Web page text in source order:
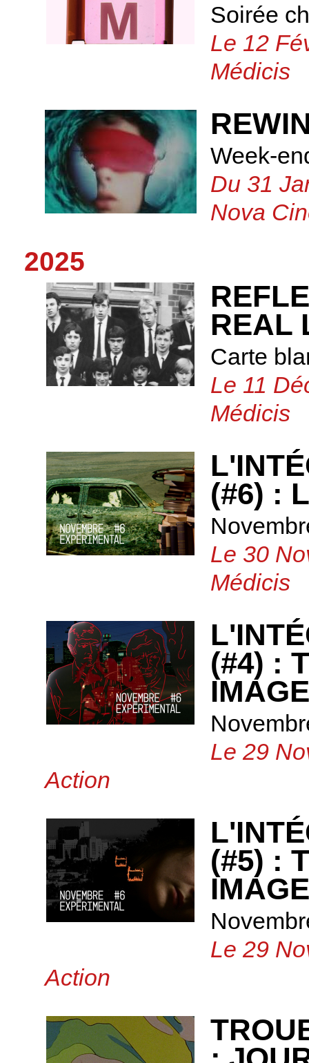
Soirée
Le 12
Médicis
Week-
Du 31
Nova
2025
REAL
Carte
Le 11
Médicis
(#6) :
Le 30
Médicis
(#4) :
Le 29
Action
(#5) :
Le 29
Action